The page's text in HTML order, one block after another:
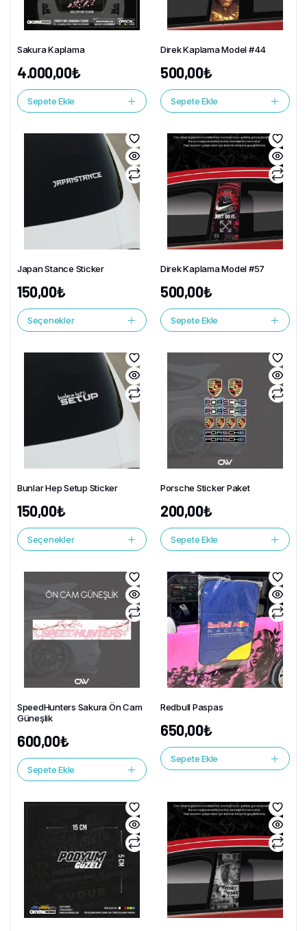
Sakura Kaplama
4.000,00₺
Sepete Ekle
Direk Kaplama Model #44
500,00₺
Sepete Ekle
Japan Stance Sticker
150,00₺
Seçenekler
Direk Kaplama Model #57
500,00₺
Sepete Ekle
Bunlar Hep Setup Sticker
150,00₺
Seçenekler
Porsche Sticker Paket
200,00₺
Sepete Ekle
SpeedHunters Sakura Ön Cam
Güneşlik
600,00₺
Sepete Ekle
Redbull Paspas
650,00₺
Sepete Ekle